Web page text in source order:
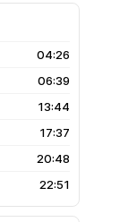
04:26
06:39
13:44
17:37
20:48
22:51